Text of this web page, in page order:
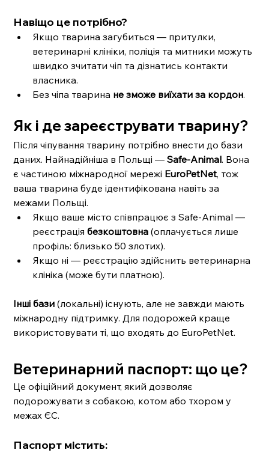
Навіщо це потрібно?
Якщо тварина загубиться — притулки,
ветеринарні клініки, поліція та митники можуть
швидко зчитати чіп та дізнатись контакти
власника.
Без чіпа тварина не зможе виїхати за кордон.
Як і де зареєструвати тварину?
Після чіпування тварину потрібно внести до бази
даних. Найнадійніша в Польщі — Safe-Animal. Вона
є частиною міжнародної мережі EuroPetNet, тож
ваша тварина буде ідентифікована навіть за
межами Польщі.
Якщо ваше місто співпрацює з Safe-Animal —
реєстрація безкоштовна (оплачується лише
профіль: близько 50 злотих).
Якщо ні — реєстрацію здійснить ветеринарна
клініка (може бути платною).
Інші бази (локальні) існують, але не завжди мають
міжнародну підтримку. Для подорожей краще
використовувати ті, що входять до EuroPetNet.
Ветеринарний паспорт: що це?
Це офіційний документ, який дозволяє
подорожувати з собакою, котом або тхором у
межах ЄС.
Паспорт містить: